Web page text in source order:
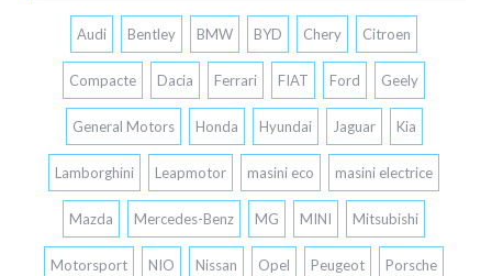
Audi Bentley BMW BYD Chery Citroen
Compacte Dacia Ferrari FIAT Ford Geely
General Motors Honda Hyundai Jaguar Kia
Lamborghini Leapmotor masini eco masini electrice
Mazda Mercedes-Benz MG MINI Mitsubishi
Motorsport NIO Nissan Opel Peugeot Porsche